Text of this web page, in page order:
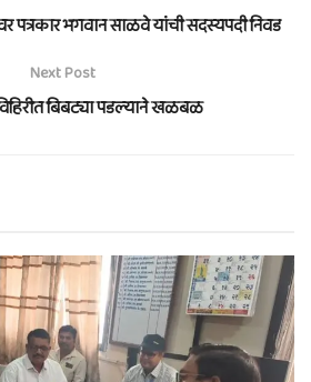
पत्रकार भगवान साळवे यांची सदस्यपदी निवड
Next Post
बिबट्या पडल्याने खळबळ